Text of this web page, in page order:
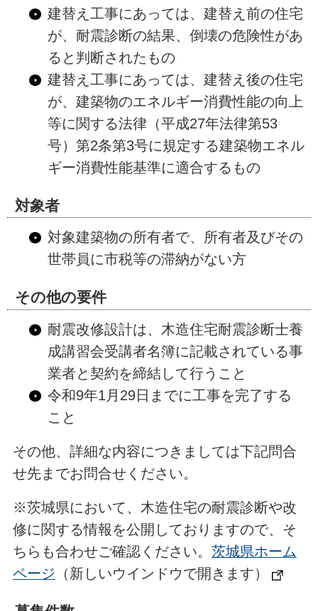
建替え工事にあっては、建替え前の住宅
が、耐震診断の結果、倒壊の危険性があ
ると判断されたもの
建替え工事にあっては、建替え後の住宅
が、建築物のエネルギー消費性能の向上
等に関する法律（平成27年法律第53
号）第2条第3号に規定する建築物エネル
ギー消費性能基準に適合するもの
対象者
対象建築物の所有者で、所有者及びその
世帯員に市税等の滞納がない方
その他の要件
耐震改修設計は、木造住宅耐震診断士養
成講習会受講者名簿に記載されている事
業者と契約を締結して行うこと
令和9年1月29日までに工事を完了する
こと
その他、詳細な内容につきましては下記問合
せ先までお問合せください。
※茨城県において、木造住宅の耐震診断や改
修に関する情報を公開しておりますので、そ
ちらも合わせご確認ください。 茨城県ホーム
ページ （新しいウインドウで開きます）